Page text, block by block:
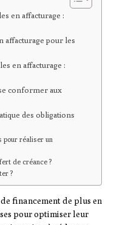
en affacturage :
affacturage pour les
en affacturage :
conformer aux
des obligations
pour réaliser un
de créance ?
?
financement de plus en
pour optimiser leur